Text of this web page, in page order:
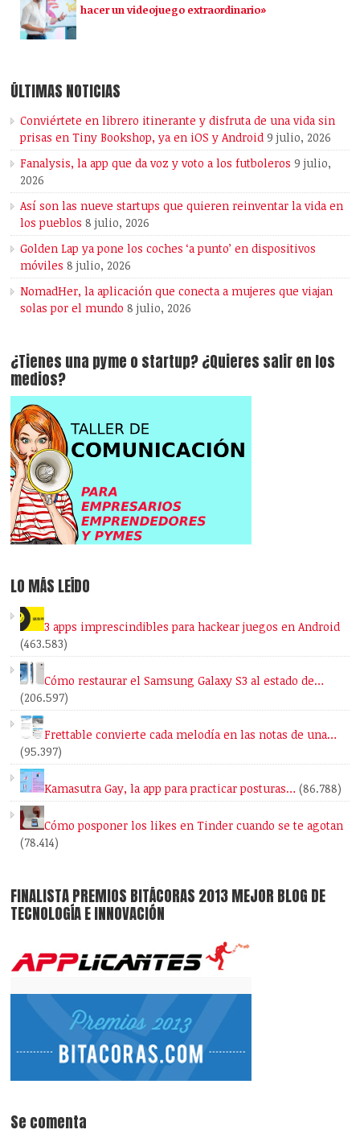
hacer un videojuego extraordinario»
ÚLTIMAS NOTICIAS
Conviértete en librero itinerante y disfruta de una vida sin
prisas en Tiny Bookshop, ya en iOS y Android 9 julio, 2026
Fanalysis, la app que da voz y voto a los futboleros 9 julio,
2026
Así son las nueve startups que quieren reinventar la vida en
los pueblos 8 julio, 2026
Golden Lap ya pone los coches ‘a punto’ en dispositivos
móviles 8 julio, 2026
NomadHer, la aplicación que conecta a mujeres que viajan
solas por el mundo 8 julio, 2026
¿Tienes una pyme o startup? ¿Quieres salir en los
medios?
LO MÁS LEÍDO
3 apps imprescindibles para hackear juegos en Android
(463.583)
Cómo restaurar el Samsung Galaxy S3 al estado de…
(206.597)
Frettable convierte cada melodía en las notas de una…
(95.397)
Kamasutra Gay, la app para practicar posturas… (86.788)
Cómo posponer los likes en Tinder cuando se te agotan
(78.414)
FINALISTA PREMIOS BITÁCORAS 2013 MEJOR BLOG DE
TECNOLOGÍA E INNOVACIÓN
Se comenta